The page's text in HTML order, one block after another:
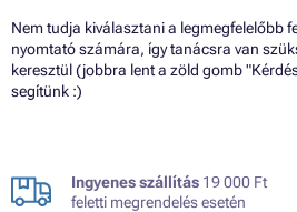
Nem tudja kiválasztani a legmegfelelőbb
nyomtató számára, így tanácsra van
keresztül (jobbra lent a zöld gomb
segítünk :)
Ingyenes szállítás 19 000 Ft
feletti megrendelés esetén